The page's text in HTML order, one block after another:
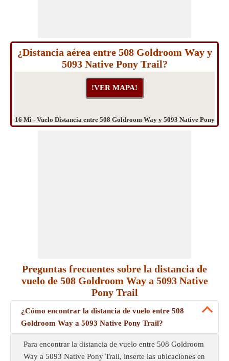
¿Distancia aérea entre 508 Goldroom Way y
5093 Native Pony Trail?
16 Mi - Vuelo Distancia entre 508 Goldroom Way y 5093 Native Pony
Preguntas frecuentes sobre la distancia de
vuelo de 508 Goldroom Way a 5093 Native
Pony Trail
¿Cómo encontrar la distancia de vuelo entre 508
Goldroom Way a 5093 Native Pony Trail?
Para encontrar la distancia de vuelo entre 508 Goldroom
Way a 5093 Native Pony Trail, inserte las ubicaciones en